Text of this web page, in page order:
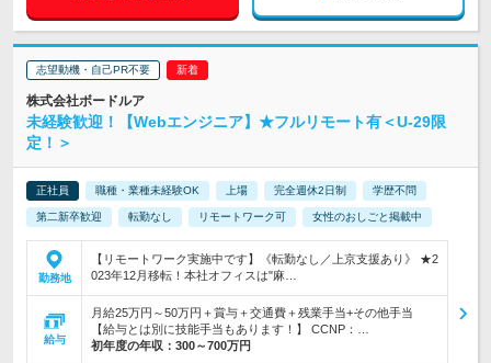
志望動機・自己PR不要
株式会社ボードルア
未経験歓迎！【Webエンジニア】★フルリモート有＜U-29限
定！＞
正社員 職種・業種未経験OK 上場 完全週休2日制 学歴不問
第二新卒歓迎 転勤なし リモートワーク可 女性のおしごと掲載中
勤務地
【リモートワーク実施中です】《転勤なし／上京支援あり》 ★2
023年12月移転！本社オフィスは"麻…
給与
月給25万円～50万円＋賞与＋交通費＋残業手当+その他手当
【給与とは別に技能手当もあります！】 CCNP：…
初年度の年収： 300～700万円